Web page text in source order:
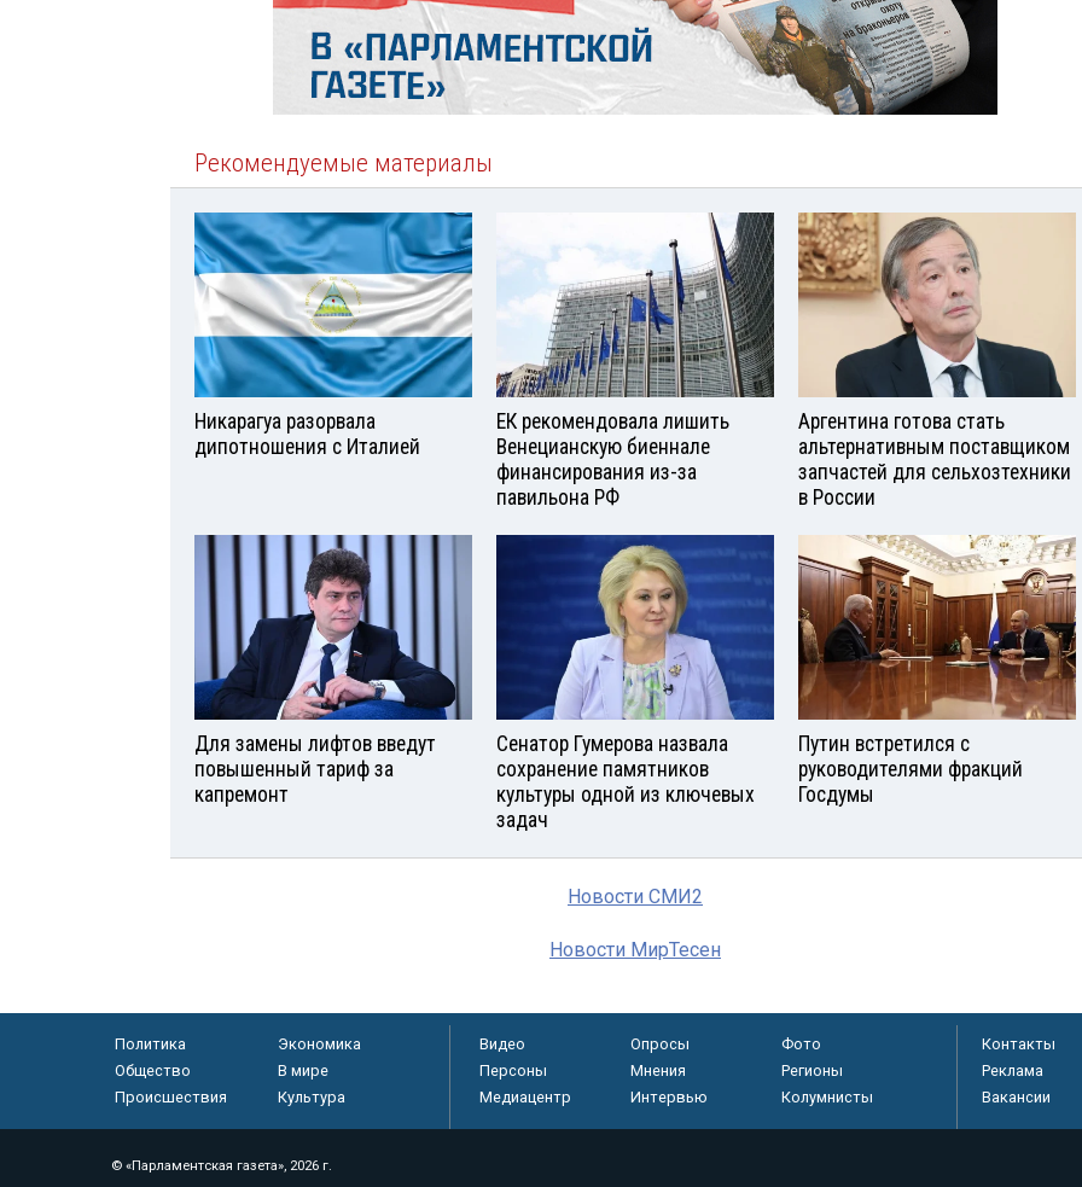
Рекомендуемые материалы
Никарагуа разорвала
дипотношения с Италией
ЕК рекомендовала лишить
Венецианскую биеннале
финансирования из-за
павильона РФ
Аргентина готова стать
альтернативным поставщиком
запчастей для сельхозтехники
в России
Для замены лифтов введут
повышенный тариф за
капремонт
Сенатор Гумерова назвала
сохранение памятников
культуры одной из ключевых
задач
Путин встретился с
руководителями фракций
Госдумы
Новости СМИ2
Новости МирТесен
Политика
Экономика
Общество
В мире
Происшествия
Культура
Видео Опросы
Фото
Персоны
Мнения
Регионы
Медиацентр
Интервью Колумнисты
Контакты
Реклама
Вакансии
© «Парламентская газета», 2026 г.